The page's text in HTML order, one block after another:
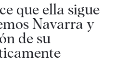
que ella sigue
Navarra y
de su